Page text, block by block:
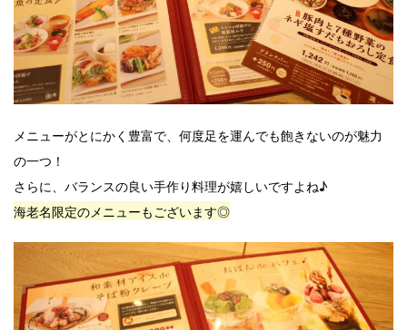
メニューがとにかく豊富で、何度足を運んでも飽きないのが魅力
の一つ！
さらに、バランスの良い手作り料理が嬉しいですよね♪
海老名限定のメニューもございます◎